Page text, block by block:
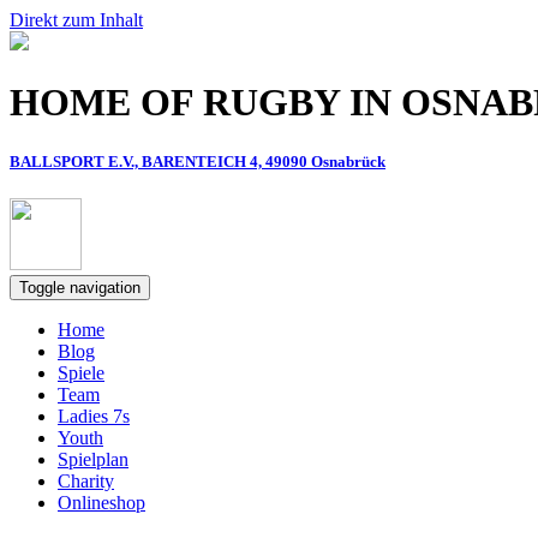
Direkt zum Inhalt
HOME OF RUGBY IN
BALLSPORT E.V., BARENTEICH 4, 49090 Osnabrück
Toggle navigation
Home
Blog
Spiele
Team
Ladies 7s
Youth
Spielplan
Charity
Onlineshop